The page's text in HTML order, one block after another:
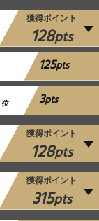
獲得ポイント
128pts
125pts
位 3pts
獲得ポイント
128pts
獲得ポイント
315pts